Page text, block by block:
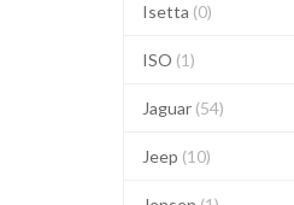
Isetta (0)
ISO (1)
Jaguar (54)
Jeep (10)